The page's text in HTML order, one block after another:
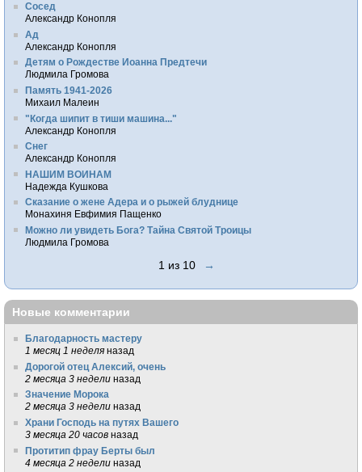
Сосед
Александр Конопля
Ад
Александр Конопля
Детям о Рождестве Иоанна Предтечи
Людмила Громова
Память 1941-2026
Михаил Малеин
"Когда шипит в тиши машина..."
Александр Конопля
Снег
Александр Конопля
НАШИМ ВОИНАМ
Надежда Кушкова
Сказание о жене Адера и о рыжей блуднице
Монахиня Евфимия Пащенко
Можно ли увидеть Бога? Тайна Святой Троицы
Людмила Громова
1 из 10 →
Новые комментарии
Благодарность мастеру
1 месяц 1 неделя назад
Дорогой отец Алексий, очень
2 месяца 3 недели назад
Значение Морока
2 месяца 3 недели назад
Храни Господь на путях Вашего
3 месяца 20 часов назад
Протитип фрау Берты был
4 месяца 2 недели назад